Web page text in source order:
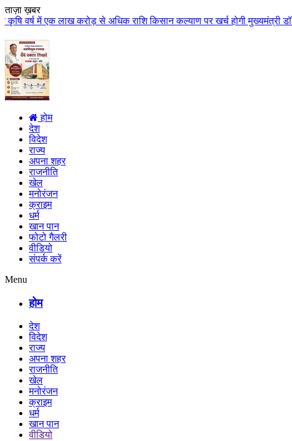
ताज़ा ख़बर
से अधिक राशि किसान कल्याण पर खर्च होगी मुख्यमंत्री डॉ. यादव के
होम
देश
विदेश
राज्य
अपना शहर
राजनीति
खेल
मनोरंजन
क्राइम
धर्म
खान पान
फोटो गैलरी
वीडियो
संपर्क करें
Menu
होम
देश
विदेश
राज्य
अपना शहर
राजनीति
खेल
मनोरंजन
क्राइम
धर्म
खान पान
वीडियो